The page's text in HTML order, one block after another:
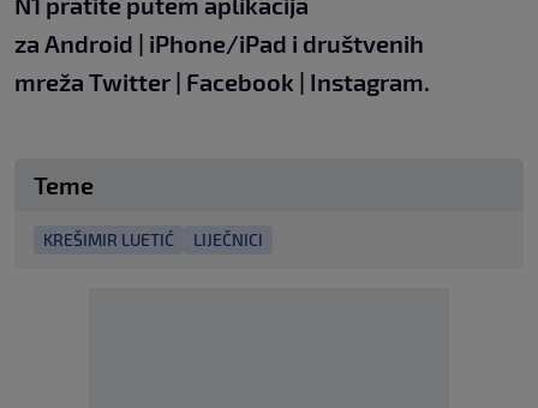
za Android | iPhone/iPad i društvenih
mreža Twitter | Facebook | Instagram.
Teme
KREŠIMIR LUETIĆ LIJEČNICI